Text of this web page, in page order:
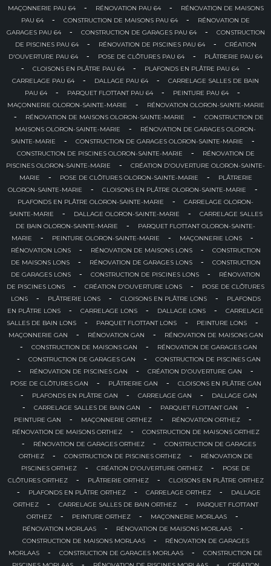
MAÇONNERIE PAU 64 - RÉNOVATION PAU 64 -
RÉNOVATION DE MAISONS
PAU 64
- CONSTRUCTION DE MAISONS PAU 64 -
RÉNOVATION DE
GARAGES PAU 64
- CONSTRUCTION DE GARAGES PAU 64 -
CONSTRUCTION
DE PISCINES PAU 64
- RÉNOVATION DE PISCINES PAU 64 -
CRÉATION
D'OUVERTURE PAU 64
- POSE DE CLÔTURES PAU 64 - PLÂTRERIE PAU 64
- CLOISONS EN PLÂTRE PAU 64 - PLAFONDS EN PLÂTRE PAU 64 -
CARRELAGE PAU 64 - DALLAGE PAU 64 -
CARRELAGE SALLES DE BAIN
PAU 64
- PARQUET FLOTTANT PAU 64 - PEINTURE PAU 64 -
MAÇONNERIE OLORON-SAINTE-MARIE - RÉNOVATION OLORON-SAINTE-MARIE
- RÉNOVATION DE MAISONS OLORON-SAINTE-MARIE -
CONSTRUCTION DE
MAISONS OLORON-SAINTE-MARIE
-
RÉNOVATION DE GARAGES OLORON-
SAINTE-MARIE
- CONSTRUCTION DE GARAGES OLORON-SAINTE-MARIE -
CONSTRUCTION DE PISCINES OLORON-SAINTE-MARIE -
RÉNOVATION DE
PISCINES OLORON-SAINTE-MARIE
-
CRÉATION D'OUVERTURE OLORON-SAINTE-
MARIE
- POSE DE CLÔTURES OLORON-SAINTE-MARIE -
PLÂTRERIE
OLORON-SAINTE-MARIE
- CLOISONS EN PLÂTRE OLORON-SAINTE-MARIE -
PLAFONDS EN PLÂTRE OLORON-SAINTE-MARIE -
CARRELAGE OLORON-
SAINTE-MARIE
- DALLAGE OLORON-SAINTE-MARIE -
CARRELAGE SALLES
DE BAIN OLORON-SAINTE-MARIE
-
PARQUET FLOTTANT OLORON-SAINTE-
MARIE
- PEINTURE OLORON-SAINTE-MARIE - MAÇONNERIE LONS -
RÉNOVATION LONS - RÉNOVATION DE MAISONS LONS -
CONSTRUCTION
DE MAISONS LONS
- RÉNOVATION DE GARAGES LONS -
CONSTRUCTION
DE GARAGES LONS
- CONSTRUCTION DE PISCINES LONS -
RÉNOVATION
DE PISCINES LONS
- CRÉATION D'OUVERTURE LONS -
POSE DE CLÔTURES
LONS
- PLÂTRERIE LONS - CLOISONS EN PLÂTRE LONS -
PLAFONDS
EN PLÂTRE LONS
- CARRELAGE LONS - DALLAGE LONS -
CARRELAGE
SALLES DE BAIN LONS
- PARQUET FLOTTANT LONS - PEINTURE LONS -
MAÇONNERIE GAN - RÉNOVATION GAN - RÉNOVATION DE MAISONS GAN
- CONSTRUCTION DE MAISONS GAN - RÉNOVATION DE GARAGES GAN
- CONSTRUCTION DE GARAGES GAN - CONSTRUCTION DE PISCINES GAN
- RÉNOVATION DE PISCINES GAN - CRÉATION D'OUVERTURE GAN -
POSE DE CLÔTURES GAN - PLÂTRERIE GAN - CLOISONS EN PLÂTRE GAN
- PLAFONDS EN PLÂTRE GAN - CARRELAGE GAN - DALLAGE GAN
- CARRELAGE SALLES DE BAIN GAN - PARQUET FLOTTANT GAN -
PEINTURE GAN - MAÇONNERIE ORTHEZ - RÉNOVATION ORTHEZ -
RÉNOVATION DE MAISONS ORTHEZ - CONSTRUCTION DE MAISONS ORTHEZ
- RÉNOVATION DE GARAGES ORTHEZ -
CONSTRUCTION DE GARAGES
ORTHEZ
- CONSTRUCTION DE PISCINES ORTHEZ -
RÉNOVATION DE
PISCINES ORTHEZ
- CRÉATION D'OUVERTURE ORTHEZ -
POSE DE
CLÔTURES ORTHEZ
- PLÂTRERIE ORTHEZ - CLOISONS EN PLÂTRE ORTHEZ
- PLAFONDS EN PLÂTRE ORTHEZ - CARRELAGE ORTHEZ -
DALLAGE
ORTHEZ
- CARRELAGE SALLES DE BAIN ORTHEZ -
PARQUET FLOTTANT
ORTHEZ
- PEINTURE ORTHEZ - MAÇONNERIE MORLAAS -
RÉNOVATION MORLAAS - RÉNOVATION DE MAISONS MORLAAS -
CONSTRUCTION DE MAISONS MORLAAS -
RÉNOVATION DE GARAGES
MORLAAS
- CONSTRUCTION DE GARAGES MORLAAS -
CONSTRUCTION DE